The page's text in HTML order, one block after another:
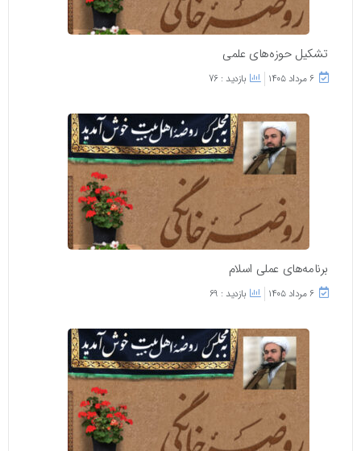
تشکیل حوزه‌های علمی
۶ مرداد ۱۴۰۵ بازدید : 76
برنامه‌های عملی اسلام
۶ مرداد ۱۴۰۵ بازدید : 69